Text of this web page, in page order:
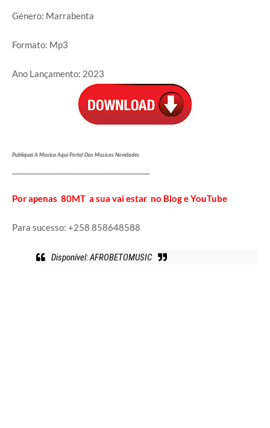
Género: Marrabenta
Formato: Mp3
Ano Lançamento: 2023
Publiquei A Musica Aqui Portal Das Musicas Novidades
Por apenas 80MT a sua vai estar no Blog e YouTube
Para sucesso: +258 858648588
Disponível: AFROBETOMUSIC